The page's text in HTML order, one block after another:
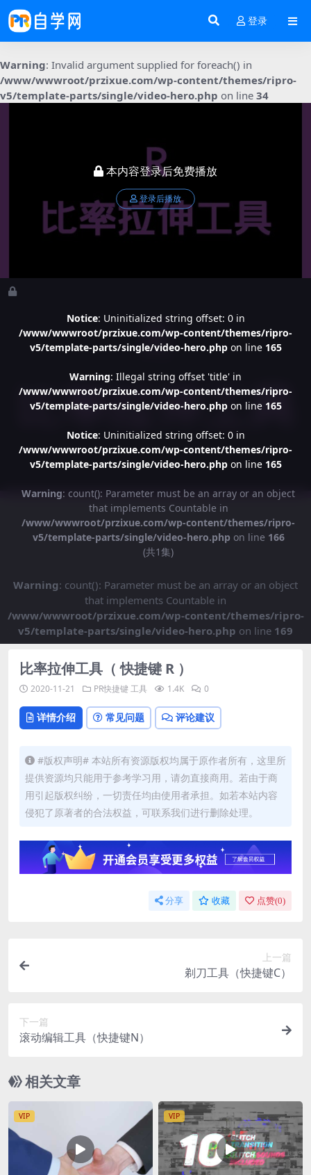
登录
Warning: Invalid argument supplied for foreach() in
/www/wwwroot/przixue.com/wp-content/themes/ripro-
v5/template-parts/single/video-hero.php on line 34
本内容登录后免费播放
登录后播放
Notice: Uninitialized string offset: 0 in
/www/wwwroot/przixue.com/wp-content/themes/ripro-
v5/template-parts/single/video-hero.phpon line 165
Warning: Illegal string offset 'title' in
/www/wwwroot/przixue.com/wp-content/themes/ripro-
v5/template-parts/single/video-hero.phpon line 165
Notice: Uninitialized string offset: 0 in
/www/wwwroot/przixue.com/wp-content/themes/ripro-
v5/template-parts/single/video-hero.phpon line 165
Warning: count(): Parameter must be an array or an object
that implements Countable in
/www/wwwroot/przixue.com/wp-content/themes/ripro-
v5/template-parts/single/video-hero.php on line 166
(共1集)
Warning: count(): Parameter must be an array or an object
that implements Countable in
/www/wwwroot/przixue.com/wp-content/themes/ripro-
v5/template-parts/single/video-hero.php on line 169
比率拉伸工具（ 快捷键 R ）
2020-11-21 PR快捷键工具 1.4K 0
详情介绍 常见问题 评论建议
#版权声明# 本站所有资源版权均属于原作者所有，这里所
提供资源均只能用于参考学习用，请勿直接商用。若由于商
用引起版权纠纷，一切责任均由使用者承担。如若本站内容
侵犯了原著者的合法权益，可联系我们进行删除处理。
分享 收藏 点赞(0)
上一篇
剃刀工具（快捷键C）
下一篇
滚动编辑工具（快捷键N）
相关文章
VIP VIP